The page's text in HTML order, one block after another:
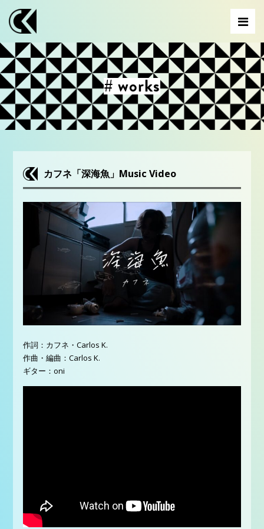
# works
カフネ「深海魚」Music Video
作詞：カフネ・Carlos K.
作曲・編曲：Carlos K.
ギター：oni